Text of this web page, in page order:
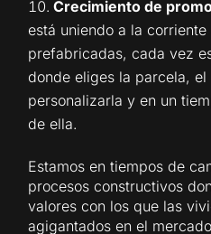
Crecimiento de
está uniendo a la
prefabricadas, cada vez
donde eliges la parcela,
personalizarla y en un
de ella.
Estamos en tiempos de
procesos constructivos
valores con los que las
agigantados en el